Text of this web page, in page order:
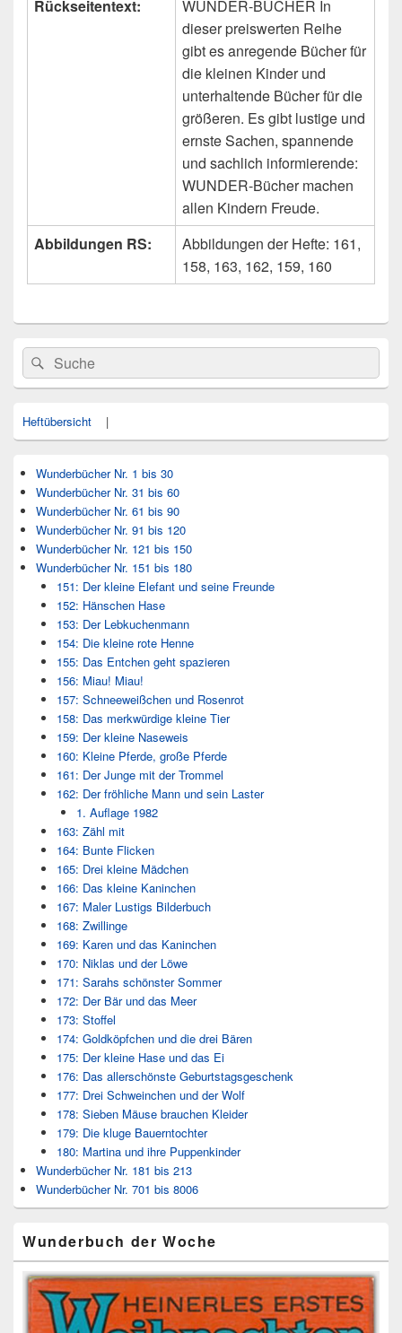
Rückseitentext:
WUNDER-BÜCHER In
dieser preiswerten Reihe
gibt es anregende Bücher für
die kleinen Kinder und
unterhaltende Bücher für die
größeren. Es gibt lustige und
ernste Sachen, spannende
und sachlich informierende:
WUNDER-Bücher machen
allen Kindern Freude.
Abbildungen RS:
Abbildungen der Hefte: 161,
158, 163, 162, 159, 160
Primärer
Seitenleisten
Widget-
Bereich
Search
for:
Suche
Heftübersicht |
Wunderbücher Nr. 1 bis 30
Wunderbücher Nr. 31 bis 60
Wunderbücher Nr. 61 bis 90
Wunderbücher Nr. 91 bis 120
Wunderbücher Nr. 121 bis 150
Wunderbücher Nr. 151 bis 180
151: Der kleine Elefant und seine Freunde
152: Hänschen Hase
153: Der Lebkuchenmann
154: Die kleine rote Henne
155: Das Entchen geht spazieren
156: Miau! Miau!
157: Schneeweißchen und Rosenrot
158: Das merkwürdige kleine Tier
159: Der kleine Naseweis
160: Kleine Pferde, große Pferde
161: Der Junge mit der Trommel
162: Der fröhliche Mann und sein Laster
1. Auflage 1982
163: Zähl mit
164: Bunte Flicken
165: Drei kleine Mädchen
166: Das kleine Kaninchen
167: Maler Lustigs Bilderbuch
168: Zwillinge
169: Karen und das Kaninchen
170: Niklas und der Löwe
171: Sarahs schönster Sommer
172: Der Bär und das Meer
173: Stoffel
174: Goldköpfchen und die drei Bären
175: Der kleine Hase und das Ei
176: Das allerschönste Geburtstagsgeschenk
177: Drei Schweinchen und der Wolf
178: Sieben Mäuse brauchen Kleider
179: Die kluge Bauerntochter
180: Martina und ihre Puppenkinder
Wunderbücher Nr. 181 bis 213
Wunderbücher Nr. 701 bis 8006
Wunderbuch der Woche